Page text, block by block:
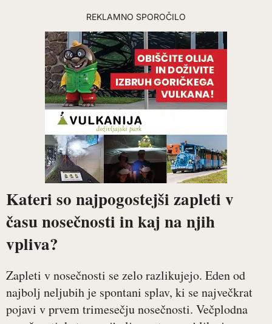
REKLAMNO SPOROČILO
Kateri so najpogostejši zapleti v
času nosečnosti in kaj na njih
vpliva?
Zapleti v nosečnosti se zelo razlikujejo. Eden od
najbolj neljubih je spontani splav, ki se največkrat
pojavi v prvem trimesečju nosečnosti. Večplodna